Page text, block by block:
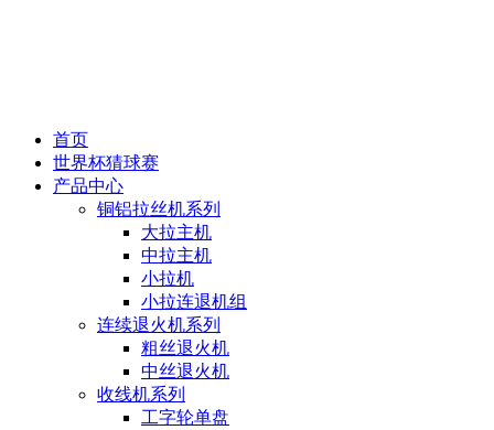
首页
世界杯猜球赛
产品中心
铜铝拉丝机系列
大拉主机
中拉主机
小拉机
小拉连退机组
连续退火机系列
粗丝退火机
中丝退火机
收线机系列
工字轮单盘